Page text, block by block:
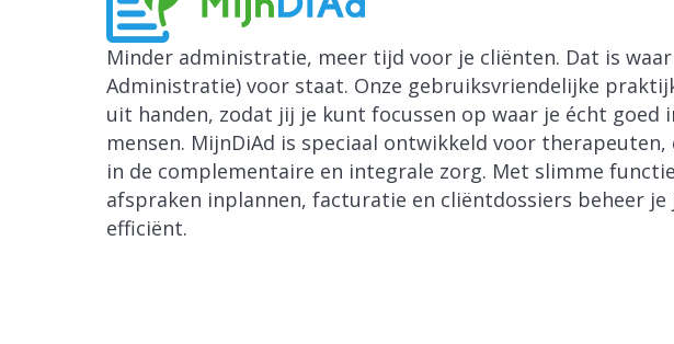
Minder administratie, meer tijd voor je cliënten. Dat is
Administratie) voor staat. Onze gebruiksvriendelijke
uit handen, zodat jij je kunt focussen op waar je écht goed
mensen. MijnDiAd is speciaal ontwikkeld voor therapeuten,
in de complementaire en integrale zorg. Met slimme
afspraken inplannen, facturatie en cliëntdossiers beheer
efficiënt.